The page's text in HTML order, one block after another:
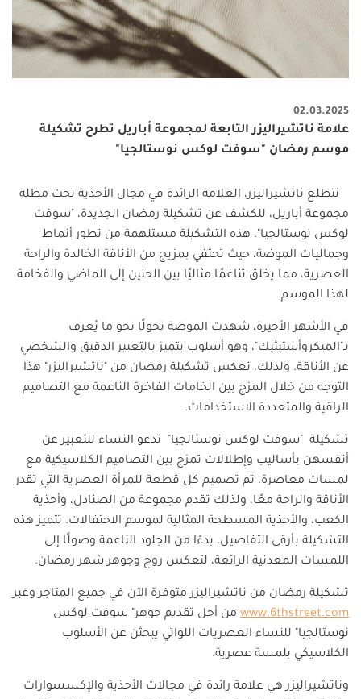
02.03.2025
علامة ناتشيراليزر التابعة لمجموعة أباريل تطرح تشكيلة
موسم رمضان "سوفت لوكس نوستالجيا"
تتطلع ناتشيراليزر، العلامة الرائدة في مجال الأحذية تحت مظلة
مجموعة أباريل، للكشف عن تشكيلة رمضان الجديدة، "سوفت
لوكس نوستالجيا". هذه التشكيلة مستلهمة من تطور أنماط
وجماليات الموضة، حيث تحتفي بمزيج من الأناقة الخالدة والراحة
العصرية، مما يخلق تناغمًا مثاليًا بين الحنين إلى الماضي والفخامة
لهذا الموسم.
في الأشهر الأخيرة، شهدت الموضة تحولًا نحو ما يُعرف
بـ"الميكروأستيثيك"، وهو أسلوب يتميز بالتعبير الدقيق والشخصي
عن الأناقة. ولذلك، تعكس تشكيلة رمضان من "ناتشيراليزر" هذا
التوجه من خلال المزج بين الخامات الفاخرة الناعمة مع التصاميم
الراقية والمتعددة الاستخدامات.
تشكيلة سوفت لوكس نوستالجيا
تدعو النساء للتعبير عن
أنفسهن بأساليب وإطلالات تمزج بين التصاميم الكلاسيكية مع
لمسات معاصرة. تم تصميم كل قطعة للمرأة العصرية التي تقدر
الأناقة والراحة معًا، ولذلك تقدم مجموعة من الصنادل، وأحذية
الكعب، والأحذية المسطحة المثالية لموسم الاحتفالات. تتميز هذه
التشكيلة بأرقى التفاصيل، بدءًا من الجلود الناعمة وصولًا إلى
اللمسات المعدنية الرائعة، لتعكس روح وجوهر شهر رمضان.
تشكيلة رمضان من ناتشيراليزر متوفرة الآن في جميع المتاجر وعبر
www.6thstreet.com من أجل تقديم جوهر" سوفت لوكس
نوستالجيا" للنساء العصريات اللواتي يبحثن عن الأسلوب
الكلاسيكي بلمسة عصرية.
وناتشيراليزرهي علامة رائدة في مجالات الأحذية والإكسسوارات